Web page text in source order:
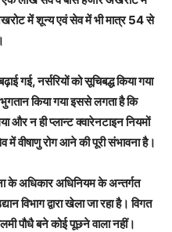
में शून्य एवं सेव में भी मात्र 54 से
गई, नर्सरियों को सूचिबद्ध किया गया
किया गया इससे लगता है कि
और न ही प्लान्ट क्वारेनटाइन नियमों
वीषाणु रोग आने की पूरी संभावना है।
के अधिकार अधिनियम के अन्तर्गत
विभाग द्वारा खेला जा रहा है। विगत
पौधै बने कोई पूछने वाला नहीं।